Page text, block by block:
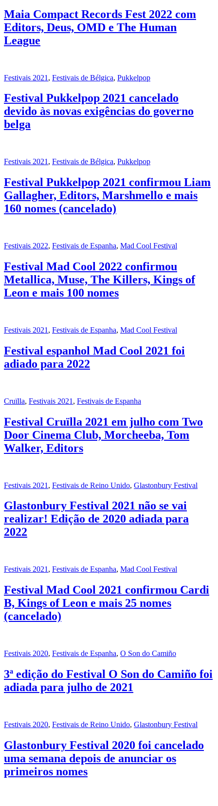
Maia Compact Records Fest 2022 com
Editors, Deus, OMD e The Human
League
Festivais 2021 , Festivais de Bélgica, Pukkelpop
Festival Pukkelpop 2021 cancelado
devido às novas exigências do governo
belga
Festivais 2021 , Festivais de Bélgica, Pukkelpop
Festival Pukkelpop 2021 confirmou Liam
Gallagher, Editors, Marshmello e mais
160 nomes (cancelado)
Festivais 2022, Festivais de Espanha, Mad Cool Festival
Festival Mad Cool 2022 confirmou
Metallica, Muse, The Killers, Kings of
Leon e mais 100 nomes
Festivais 2021 , Festivais de Espanha, Mad Cool Festival
Festival espanhol Mad Cool 2021 foi
adiado para 2022
Cruïlla, Festivais 2021 , Festivais de Espanha
Festival Cruïlla 2021 em julho com Two
Door Cinema Club, Morcheeba, Tom
Walker, Editors
Festivais 2021 , Festivais de Reino Unido, Glastonbury Festival
Glastonbury Festival 2021 não se vai
realizar! Edição de 2020 adiada para
2022
Festivais 2021 , Festivais de Espanha, Mad Cool Festival
Festival Mad Cool 2021 confirmou Cardi
B, Kings of Leon e mais 25 nomes
(cancelado)
Festivais 2020, Festivais de Espanha, O Son do Camiño
3ª edição do Festival O Son do Camiño foi
adiada para julho de 2021
Festivais 2020, Festivais de Reino Unido, Glastonbury Festival
Glastonbury Festival 2020 foi cancelado
uma semana depois de anunciar os
primeiros nomes